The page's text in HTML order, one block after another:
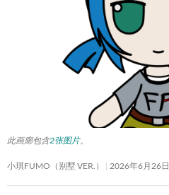
此画廊包含2张图片。
小琪FUMO（别墅 VER.） 2026年6月26日